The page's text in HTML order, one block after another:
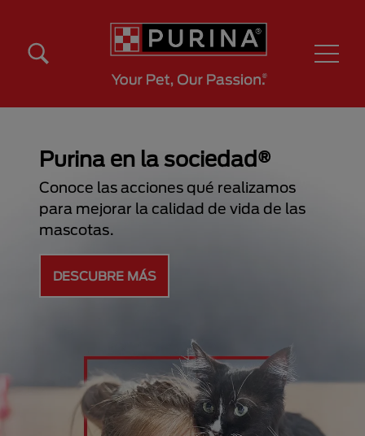
Purina en la sociedad®
Conoce las acciones qué realizamos
para mejorar la calidad de vida de las
mascotas.
DESCUBRE MÁS